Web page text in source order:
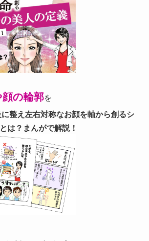
顔の輪郭を
整え左右対称なお顔を軸から創るシ
は？まんがで解説！